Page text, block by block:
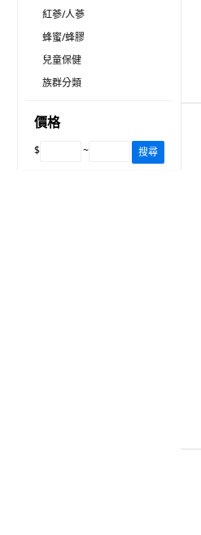
紅蔘/人蔘
蜂蜜/蜂膠
兒童保健
族群分類
價格
$ ~ 搜尋